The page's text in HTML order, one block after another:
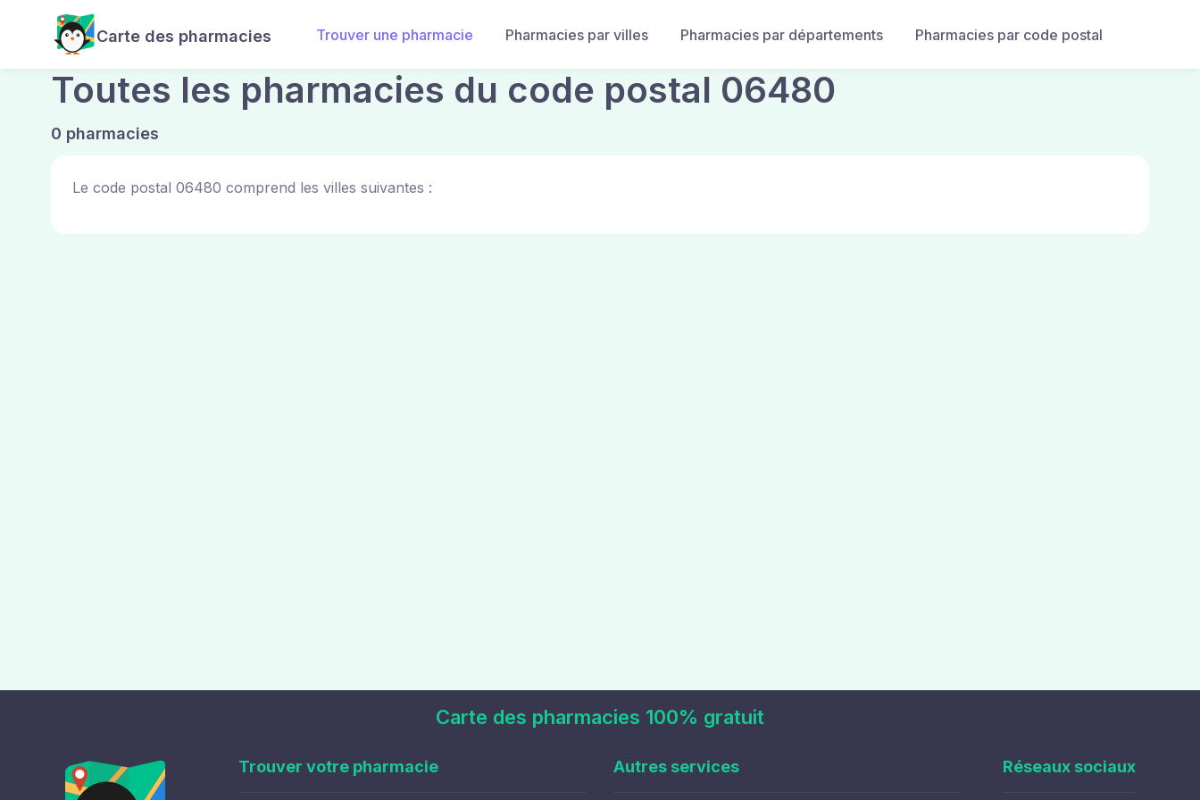
Carte des pharmacies Trouver une pharmacie Pharmacies par villes Pharmacies par départements Pharmacies par code postal
Toutes les pharmacies du code postal 06480
0 pharmacies
Le code postal 06480 comprend les villes suivantes :
Carte des pharmacies 100% gratuit
Trouver votre pharmacie Autres services Réseaux sociaux